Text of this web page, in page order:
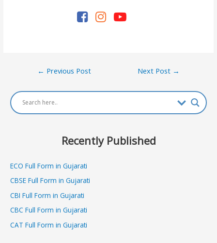
Post
← Previous Post Next Post →
Recently Published
ECO Full Form in Gujarati
CBSE Full Form in Gujarati
CBI Full Form in Gujarati
CBC Full Form in Gujarati
CAT Full Form in Gujarati